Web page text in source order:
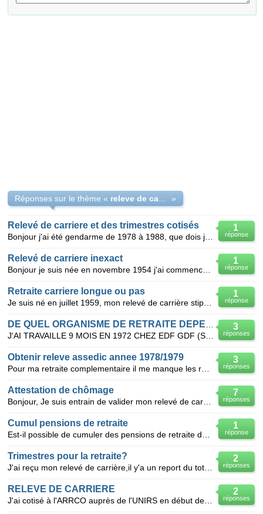
Réponses sur le thème « »
1
réponse
Relevé de carriere et des trimestres cotisés
1
réponse
Relevé de carriere inexact
1
réponse
Retraite carriere longue ou pas
3
réponses
3
réponses
Obtenir releve assedic annee 1978/1979
7
réponses
Attestation de chômage
1
réponse
Cumul pensions de retraite
2
réponses
Trimestres pour la retraite?
2
réponses
RELEVE DE CARRIERE